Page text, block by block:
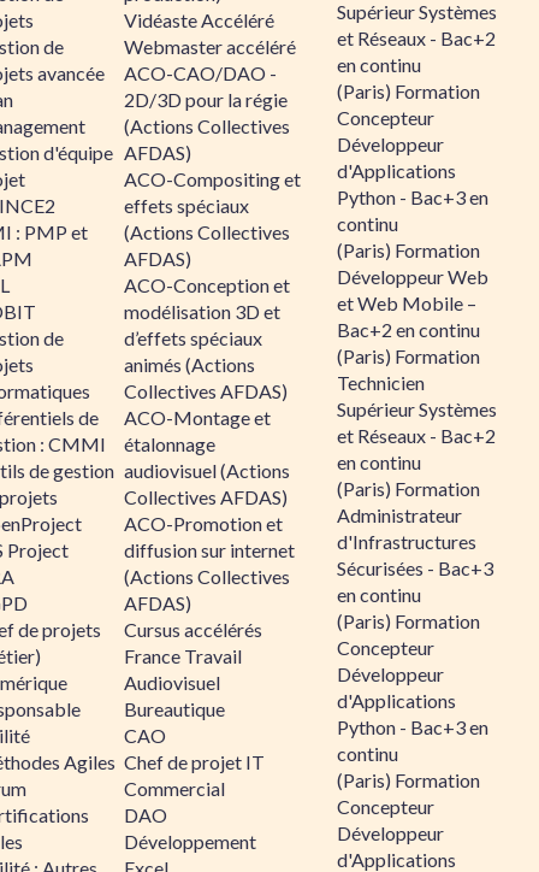
de
avancée
d'équipe
: PMP et
de
de
: CMMI
de gestion
Project
de projets
Agiles
Vidéaste Accéléré
Webmaster accéléré
ACO-CAO/DAO -
2D/3D pour la régie
(Actions Collectives
AFDAS)
ACO-Compositing et
effets spéciaux
(Actions Collectives
AFDAS)
ACO-Conception et
modélisation 3D et
d’effets spéciaux
animés (Actions
Collectives AFDAS)
ACO-Montage et
étalonnage
audiovisuel (Actions
Collectives AFDAS)
ACO-Promotion et
diffusion sur internet
(Actions Collectives
AFDAS)
Cursus accélérés
France Travail
Audiovisuel
Bureautique
CAO
Chef de projet IT
Commercial
DAO
Développement
Supérieur Systèmes
et Réseaux - Bac+2
en continu
(Paris) Formation
Concepteur
Développeur
d'Applications
Python - Bac+3 en
continu
(Paris) Formation
Développeur Web
et Web Mobile –
Bac+2 en continu
(Paris) Formation
Technicien
Supérieur Systèmes
et Réseaux - Bac+2
en continu
(Paris) Formation
Administrateur
d'Infrastructures
Sécurisées - Bac+3
en continu
(Paris) Formation
Concepteur
Développeur
d'Applications
Python - Bac+3 en
continu
(Paris) Formation
Concepteur
Développeur
d'Applications